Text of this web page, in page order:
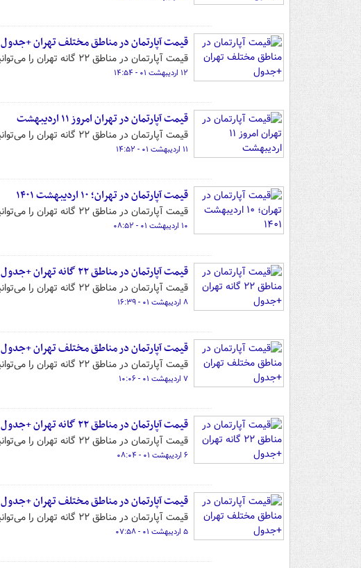
قیمت آپارتمان در مناطق مختلف تهران +جدول
قیمت آپارتمان در مناطق ۲۲ گانه تهران را می‌توانید در این گزارش مشاهده کنید.
۱۲ اردیبهشت ۰۱ - ۱۴:۵۴
قیمت آپارتمان در تهران امروز ۱۱ اردیبهشت
قیمت آپارتمان در مناطق ۲۲ گانه تهران را می‌توانید در این گزارش مشاهده کنید.
۱۱ اردیبهشت ۰۱ - ۱۴:۵۲
قیمت آپارتمان در تهران؛ ۱۰ اردیبهشت ۱۴۰۱
قیمت آپارتمان در مناطق ۲۲ گانه تهران را می‌توانید در این گزارش مشاهده کنید.
۱۰ اردیبهشت ۰۱ - ۰۸:۵۲
قیمت آپارتمان در مناطق ۲۲ گانه تهران +جدول
قیمت آپارتمان در مناطق ۲۲ گانه تهران را می‌توانید در این گزارش مشاهده کنید.
۸ اردیبهشت ۰۱ - ۱۶:۳۹
قیمت آپارتمان در مناطق مختلف تهران +جدول
قیمت آپارتمان در مناطق ۲۲ گانه تهران را می‌توانید در این گزارش مشاهده کنید.
۷ اردیبهشت ۰۱ - ۱۰:۰۶
قیمت آپارتمان در مناطق ۲۲ گانه تهران +جدول
قیمت آپارتمان در مناطق ۲۲ گانه تهران را می‌توانید در این گزارش مشاهده کنید.
۶ اردیبهشت ۰۱ - ۰۸:۰۴
قیمت آپارتمان در مناطق مختلف تهران +جدول
قیمت آپارتمان در مناطق ۲۲ گانه تهران را می‌توانید در این گزارش مشاهده کنید.
۵ اردیبهشت ۰۱ - ۰۷:۵۸